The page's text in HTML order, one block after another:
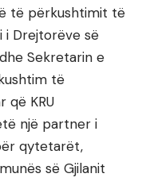
të përkushtimit të
i Drejtorëve së
Sekretarin e
të
që KRU
një partner i
qytetarët,
së Gjilanit